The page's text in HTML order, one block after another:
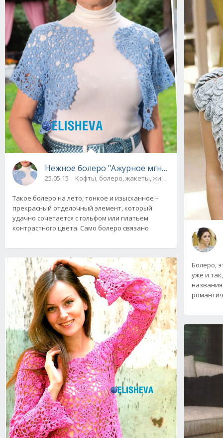
Нежное болеро "Ажурное мгновение"
25.05.15 Кофты, болеро, жакеты, жилеты
Такое болеро на лето, тонкое и изысканное –
прекрасный отделочный элемент, который
удачно сочетается с гольфом или платьем
контрастного цвета. Само болеро связано
Болеро,
уже и